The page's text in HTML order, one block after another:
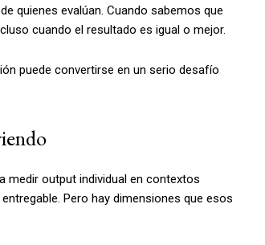
quienes evalúan. Cuando sabemos que
cuando el resultado es igual o mejor.
puede convertirse en un serio desafío
medir output individual en contextos
Pero hay dimensiones que esos